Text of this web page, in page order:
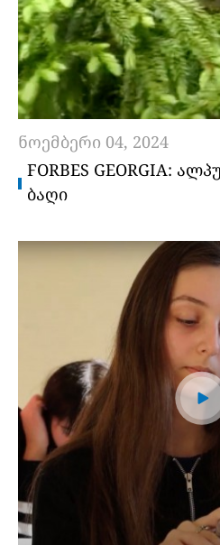
ნოემბერი 04, 2024
FORBES GEORGIA:
ᲑᲐᲦᲘ